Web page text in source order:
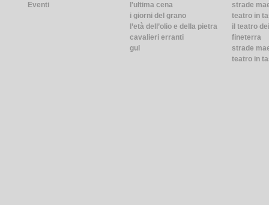
Eventi
l'ultima cena
i giorni del grano
l’età dell’olio e della pietra
cavalieri erranti
gul
strade
teatro in
il teatro
fineterra
strade
teatro in